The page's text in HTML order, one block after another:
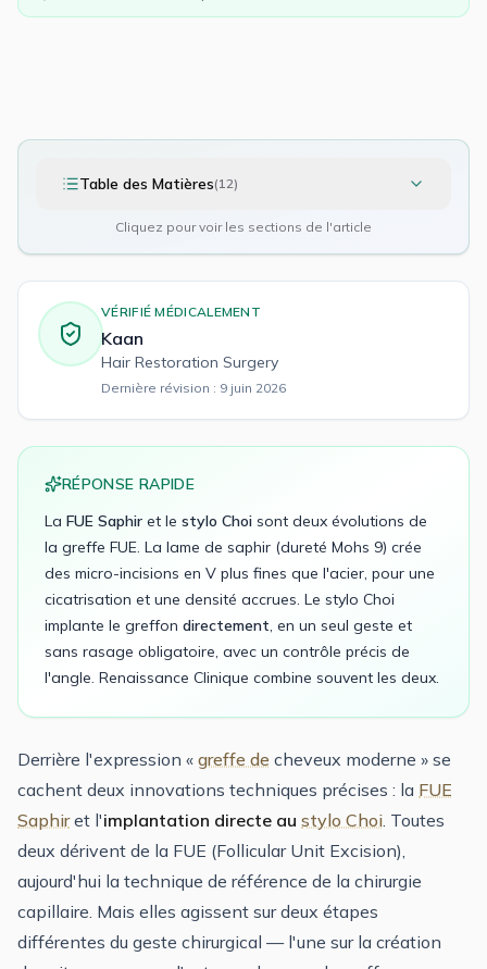
Table des Matières(12)
Cliquez pour voir les sections de l'article
VÉRIFIÉ MÉDICALEMENT
Kaan
Hair Restoration Surgery
Dernière révision : 9 juin 2026
RÉPONSE RAPIDE
La FUE Saphir et le stylo Choi sont deux évolutions de
la greffe FUE. La lame de saphir (dureté Mohs 9) crée
des micro-incisions en V plus fines que l'acier, pour une
cicatrisation et une densité accrues. Le stylo Choi
implante le greffon directement, en un seul geste et
sans rasage obligatoire, avec un contrôle précis de
l'angle. Renaissance Clinique combine souvent les deux.
Derrière l'expression « greffe de cheveux moderne » se
cachent deux innovations techniques précises : la FUE
Saphiret l'implantation directe au stylo Choi. Toutes
deux dérivent de la FUE (Follicular Unit Excision),
aujourd'hui la technique de référence de la chirurgie
capillaire. Mais elles agissent sur deux étapes
différentes du geste chirurgical — l'une sur la création